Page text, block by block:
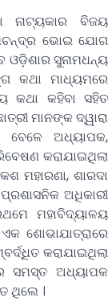
ବିଜୟ
ଭୋଇ ଯୋଗ
ଓଡ଼ିଶାର ସୁନାମଧନ୍ୟ
କଥା ମାଧ୍ୟମରେ
କଥା କହିବା ସହିତ
ମାନଙ୍କ ଦ୍ୱାରା
ଅଧ୍ୟାପକ,
କରାଯାଇଥିଲା
ମହାରଣା, ଶାରଦା
ଅଧିକାରୀ
ମହାବିଦ୍ୟାଳୟ
ଶୋଭାଯାତ୍ରାରେ
କରାଯାଇଥିଲା
ସମସ୍ତ ଅଧ୍ୟାପକ
ଥିଲେ ।